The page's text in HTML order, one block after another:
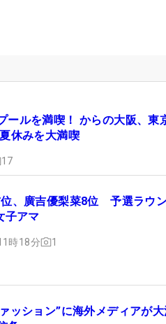
ールを満喫！ からの大阪、東
休みを大満喫
17
、廣吉優梨菜8位 予選ラウ
子アマ
時18分 1
ッション”に海外メディアが